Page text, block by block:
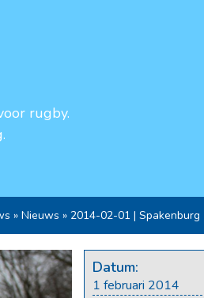
rugby.
» Nieuws » 2014-02-01 |
Datum:
1 februari 2014